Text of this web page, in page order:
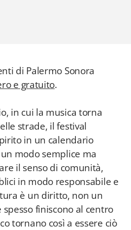
di Palermo Sonora
e gratuito.
in cui la musica torna
strade, il festival
in un calendario
modo semplice ma
il senso di comunità,
in modo responsabile e
è un diritto, non un
spesso finiscono al centro
tornano così a essere ciò